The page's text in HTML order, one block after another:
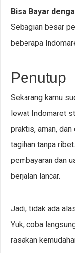
Bisa Bayar
Sebagian besar
beberapa
Penutup
Sekarang kamu
lewat Indomaret
praktis, aman,
tagihan tanpa
pembayaran dan
berjalan lancar.
Jadi, tidak ada
Yuk, coba
rasakan